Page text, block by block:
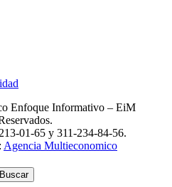
Enfoque Informativo – EiM
01-65 y 311-234-84-56.
Agencia Multieconomico